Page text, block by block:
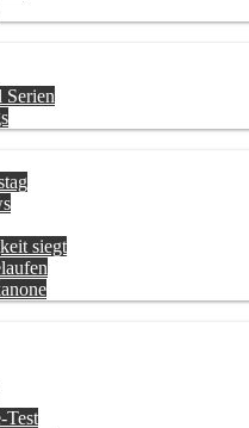
Serien
siegt
Test